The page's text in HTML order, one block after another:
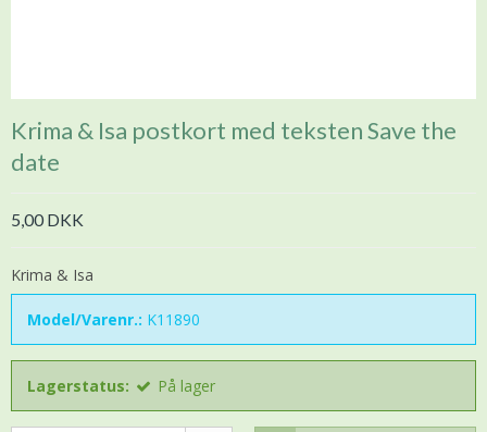
Krima & Isa postkort med teksten Save the
date
5,00 DKK
Krima & Isa
Model/Varenr.: K11890
Lagerstatus: På lager